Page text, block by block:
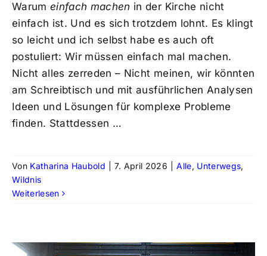
Warumeinfach machen in der Kirche nicht
einfach ist. Und es sich trotzdem lohnt. Es klingt
so leicht und ich selbst habe es auch oft
postuliert: Wir müssen einfach mal machen.
Nicht alles zerreden – Nicht meinen, wir könnten
am Schreibtisch und mit ausführlichen Analysen
Ideen und Lösungen für komplexe Probleme
finden. Stattdessen …
Von Katharina Haubold 7. April 2026 Alle, Unterwegs,
Wildnis
Weiterlesen